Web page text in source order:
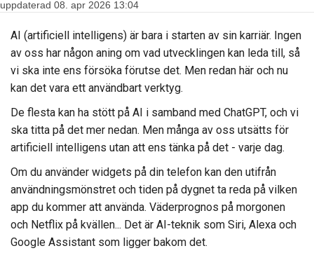
uppdaterad 08. apr 2026 13:04
AI (artificiell intelligens) är bara i starten av sin karriär. Ingen
av oss har någon aning om vad utvecklingen kan leda till, så
vi ska inte ens försöka förutse det. Men redan här och nu
kan det vara ett användbart verktyg.
De flesta kan ha stött på AI i samband med ChatGPT, och vi
ska titta på det mer nedan. Men många av oss utsätts för
artificiell intelligens utan att ens tänka på det - varje dag.
Om du använder widgets på din telefon kan den utifrån
användningsmönstret och tiden på dygnet ta reda på vilken
app du kommer att använda. Väderprognos på morgonen
och Netflix på kvällen... Det är AI-teknik som Siri, Alexa och
Google Assistant som ligger bakom det.